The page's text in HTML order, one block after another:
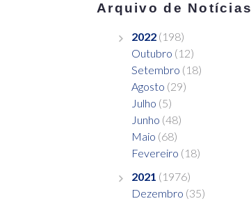
Arquivo de Notícias
2022 (198)
Outubro (12)
Setembro (18)
Agosto (29)
Julho (5)
Junho (48)
Maio (68)
Fevereiro (18)
2021 (1976)
Dezembro (35)